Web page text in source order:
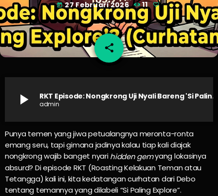
today 27 Februari 2026 11
share
email
play_arrow RKT Episode: Nongkrong Uji Nyali Bareng 'Si Paling Explore'? (Curhatan Debo)
admin
Punya temen yang jiwa petualangnya meronta-ronta
emang seru, tapi gimana jadinya kalau tiap kali diajak
nongkrong wajib banget nyarihidden gemyang lokasinya
absurd? Di episode RKT (Roasting Kelakuan Teman atau
Tetangga) kali ini, kita kedatangan curhatan dari Debo
tentang temannya yang dilabeli “Si Paling Explore”.